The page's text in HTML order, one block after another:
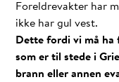
Foreldrevakter har
ikke har gul vest.
Dette fordi vi må
som er til stede i
brann eller annen